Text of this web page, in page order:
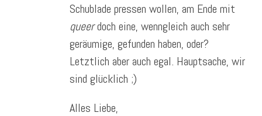
Schublade pressen wollen, am Ende mit
queerdoch eine, wenngleich auch sehr
geräumige, gefunden haben, oder?
Letztlich aber auch egal. Hauptsache, wir
sind glücklich ;)
Alles Liebe,